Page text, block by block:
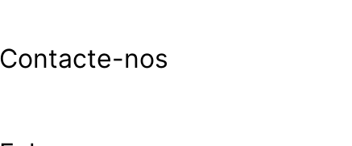
Contacte-nos